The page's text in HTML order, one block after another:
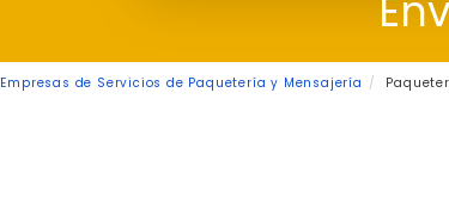
Empresas de Servicios de Paquetería y Mensajería